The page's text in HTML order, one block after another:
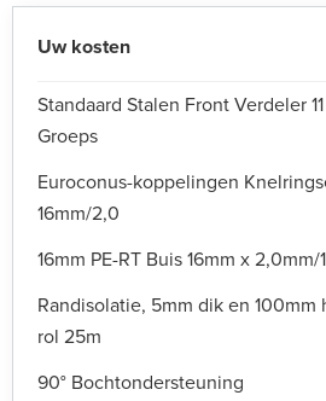
Uw kosten
Standaard Stalen Front Verdeler 11
Groeps
Euroconus-koppelingen
16mm/2,0
16mm PE-RT Buis 16mm x 2,0mm/
Randisolatie, 5mm dik en 100mm
rol 25m
90° Bochtondersteuning